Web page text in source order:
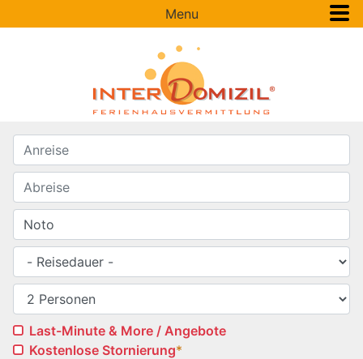
Menu
Last-Minute & More / Angebote
Kostenlose Stornierung*